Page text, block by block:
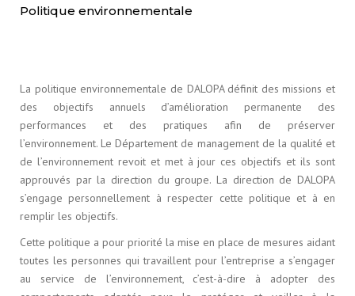
Politique environnementale
La politique environnementale de DALOPA définit des missions et
des objectifs annuels d’amélioration permanente des
performances et des pratiques afin de préserver
l’environnement. Le Département de management de la qualité et
de l’environnement revoit et met à jour ces objectifs et ils sont
approuvés par la direction du groupe. La direction de DALOPA
s’engage personnellement à respecter cette politique et à en
remplir les objectifs.
Cette politique a pour priorité la mise en place de mesures aidant
toutes les personnes qui travaillent pour l’entreprise a s’engager
au service de l’environnement, c’est-à-dire à adopter des